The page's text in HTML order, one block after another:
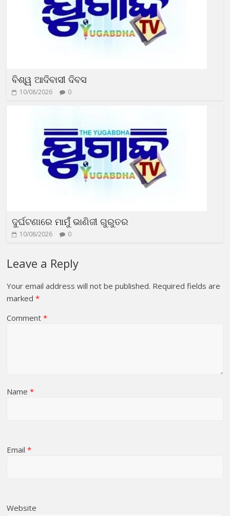
ବିଶ୍ୱ ଆଦିବାସୀ ଦିବସ
10/08/2026 0
ଦୁର୍ଘଟଣାରେ ମାମୁଁଁ ଭାଣିଜୀ ଗୁରୁତର
10/08/2026 0
Leave a Reply
Your email address will not be published. Required fields are
marked*
Comment*
Name*
Email*
Website